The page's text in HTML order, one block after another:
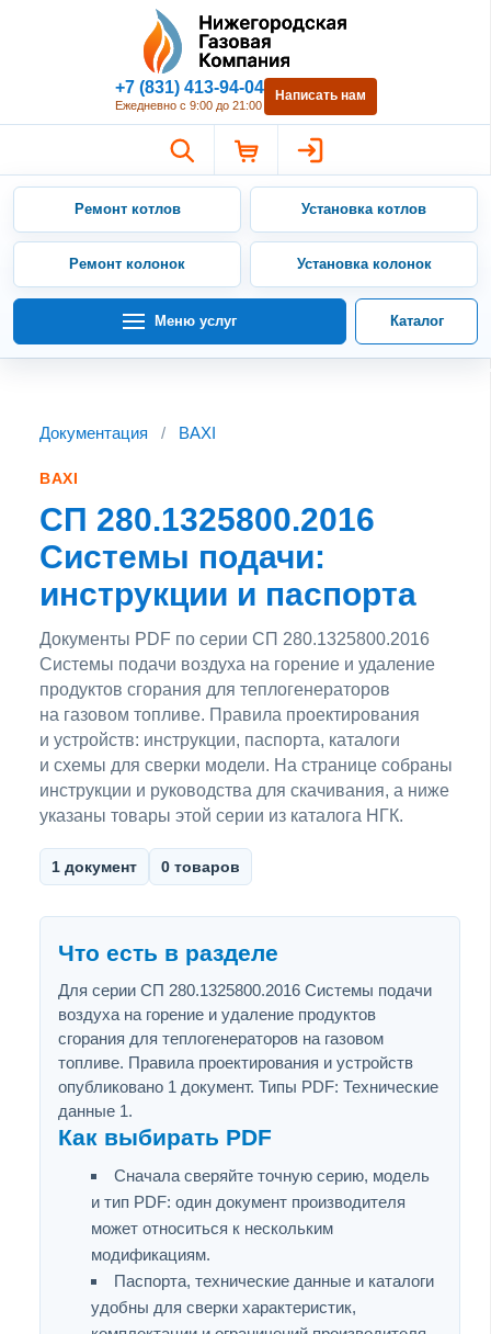
Нижегородская Газовая
+7 (831) 413-94-04
Ежедневно с 9:00 до 21:00
Написать нам
Ремонт котлов Установка котлов
Ремонт колонок Установка колонок
Меню услуг Каталог
Документация / BAXI
BAXI
СП 280.1325800.2016
Системы подачи:
инструкции и паспорта
Документы PDF по серии СП 280.1325800.2016
Системы подачи воздуха на горение и удаление
продуктов сгорания для теплогенераторов
на газовом топливе. Правила проектирования
и устройств: инструкции, паспорта, каталоги
и схемы для сверки модели. На странице собраны
инструкции и руководства для скачивания, а ниже
указаны товары этой серии из каталога НГК.
1 документ 0 товаров
Что есть в разделе
Для серии СП 280.1325800.2016 Системы подачи
воздуха на горение и удаление продуктов
сгорания для теплогенераторов на газовом
топливе. Правила проектирования и устройств
опубликовано 1 документ. Типы PDF: Технические
данные 1.
Как выбирать PDF
Сначала сверяйте точную серию, модель
и тип PDF: один документ производителя
может относиться к нескольким
модификациям.
Паспорта, технические данные и каталоги
удобны для сверки характеристик,